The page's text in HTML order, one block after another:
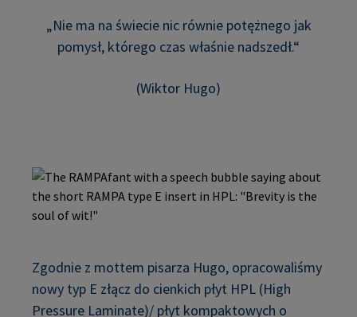
„Nie ma na świecie nic równie potężnego jak
pomysł, którego czas właśnie nadszedł.“
(Wiktor Hugo)
Zgodnie z mottem pisarza Hugo, opracowaliśmy
nowy typ E złącz do cienkich płyt HPL (High
Pressure Laminate)/ płyt kompaktowych o